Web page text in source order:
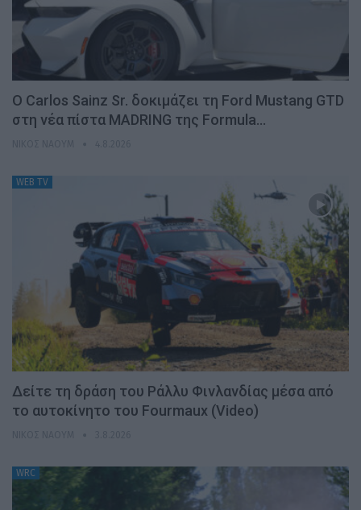
Ο Carlos Sainz Sr. δοκιμάζει τη Ford Mustang GTD
στη νέα πίστα MADRING της Formula…
WEB TV
Δείτε τη δράση του Ράλλυ Φινλανδίας μέσα από
το αυτοκίνητο του Fourmaux (Video)
WRC